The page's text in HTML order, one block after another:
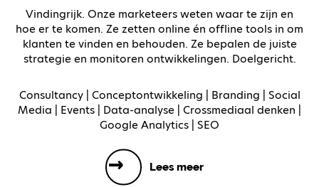
Vindingrijk. Onze marketeers weten waar te zijn en
hoe er te komen. Ze zetten online én offline tools in om
klanten te vinden en behouden. Ze bepalen de juiste
strategie en monitoren ontwikkelingen. Doelgericht.
Consultancy | Conceptontwikkeling | Branding | Social
Media | Events | Data-analyse | Crossmediaal denken |
Google Analytics | SEO
Lees meer